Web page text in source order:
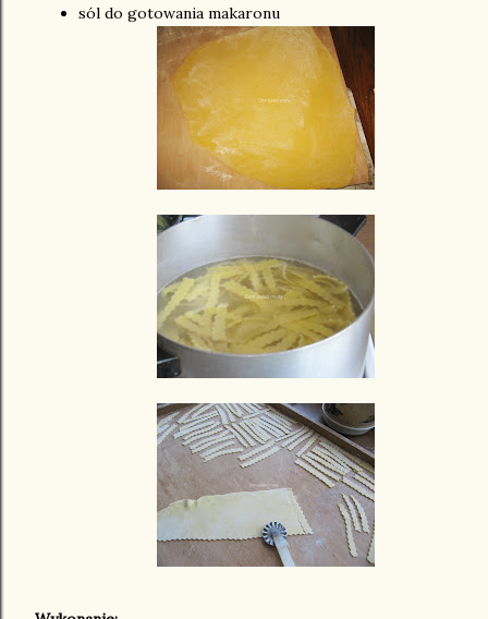
sól do gotowania makaronu